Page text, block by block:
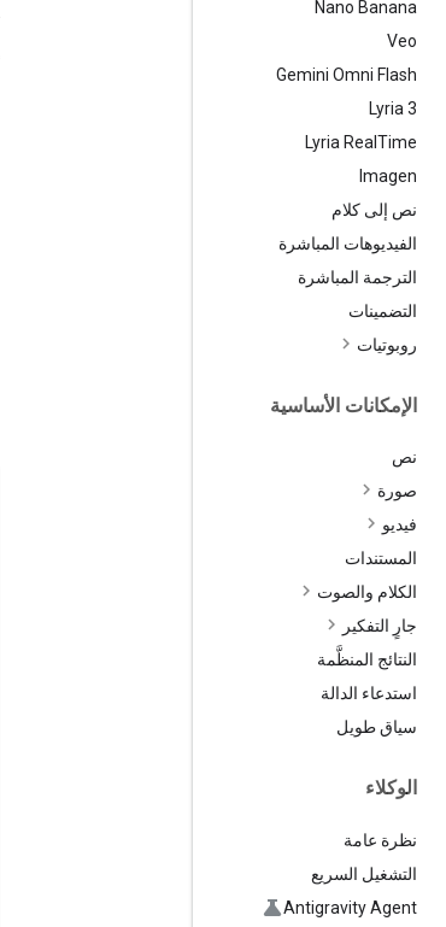
Nano Banana
Veo
Gemini Omni Flash
‫Lyria 3
Lyria Real Time
Imagen
نص إلى كلام
الفيديوهات المباشرة
الترجمة المباشرة
التضمينات
روبوتيات
الإمكانات الأساسية
نص
صورة
فيديو
المستندات
الكلام والصوت
جارٍ التفكير
النتائج المنظَّمة
استدعاء الدالة
سياق طويل
الوكلاء
نظرة عامة
التشغيل السريع
Antigravity Agent